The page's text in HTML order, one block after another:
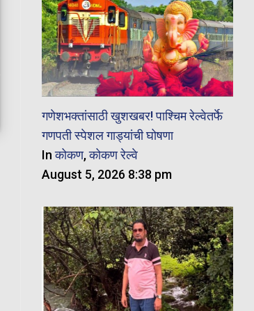
गणेशभक्तांसाठी खुशखबर! पाश्चिम रेल्वेतर्फे
गणपती स्पेशल गाड्यांची घोषणा
Inकोकण,कोकण रेल्वे
August 5, 2026 8:38 pm